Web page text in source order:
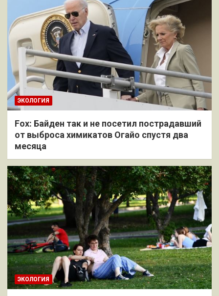
ЭКОЛОГИЯ
Fox: Байден так и не посетил пострадавший
от выброса химикатов Огайо спустя два
месяца
ЭКОЛОГИЯ